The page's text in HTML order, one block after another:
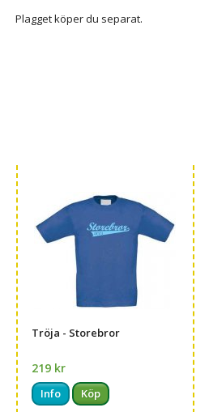
Plagget köper du separat.
Tröja - Storebror
219 kr
Info Köp